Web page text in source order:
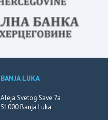
BANJA LUKA
Aleja Svetog Save 7a
51000 Banja Luka